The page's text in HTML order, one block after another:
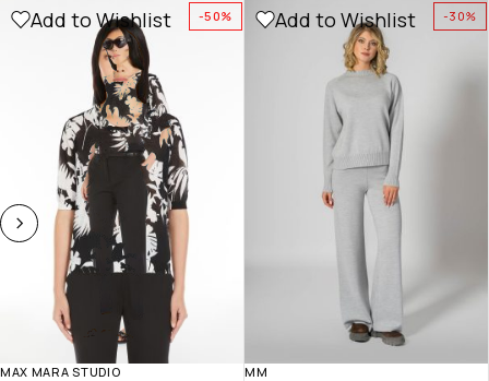
-50%
Add to Wishlist
MAX MARA STUDIO
-30%
Add to Wishlist
MM